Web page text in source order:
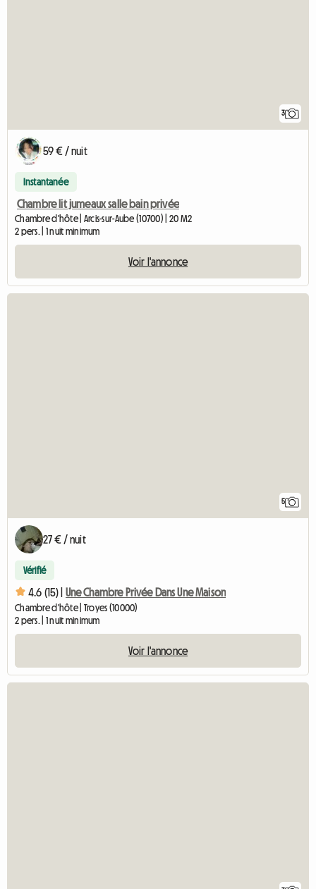
3
59 € / nuit
Instantanée
Chambre lit jumeaux salle bain privée
Chambre d'hôte | Arcis-sur-Aube (10700) | 20 M2
2 pers. | 1 nuit minimum
Voir l'annonce
5
27 € / nuit
Vérifié
4.6 (15) | Une Chambre Privée Dans Une Maison
Chambre d'hôte | Troyes (10000)
2 pers. | 1 nuit minimum
Voir l'annonce